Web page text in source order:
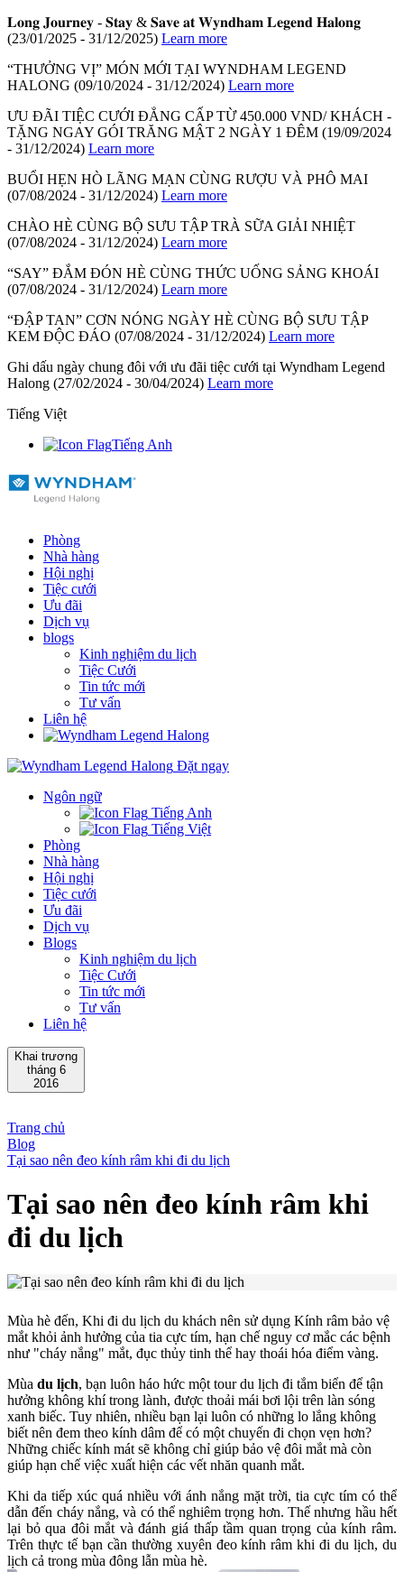
𝐋𝐨𝐧𝐠 𝐉𝐨𝐮𝐫𝐧𝐞𝐲 - 𝐒𝐭𝐚𝐲 & 𝐒𝐚𝐯𝐞 𝐚𝐭 𝐖𝐲𝐧𝐝𝐡𝐚𝐦 𝐋𝐞𝐠𝐞𝐧𝐝 𝐇𝐚𝐥𝐨𝐧𝐠
(23/01/2025 - 31/12/2025) Learn more
“THƯỞNG VỊ” MÓN MỚI TẠI WYNDHAM LEGEND
HALONG (09/10/2024 - 31/12/2024) Learn more
ƯU ĐÃI TIỆC CƯỚI ĐẲNG CẤP TỪ 450.000 VND/ KHÁCH -
TẶNG NGAY GÓI TRĂNG MẬT 2 NGÀY 1 ĐÊM (19/09/2024
- 31/12/2024) Learn more
BUỔI HẸN HÒ LÃNG MẠN CÙNG RƯỢU VÀ PHÔ MAI
(07/08/2024 - 31/12/2024) Learn more
CHÀO HÈ CÙNG BỘ SƯU TẬP TRÀ SỮA GIẢI NHIỆT
(07/08/2024 - 31/12/2024) Learn more
“SAY” ĐẮM ĐÓN HÈ CÙNG THỨC UỐNG SẢNG KHOÁI
(07/08/2024 - 31/12/2024) Learn more
“ĐẬP TAN” CƠN NÓNG NGÀY HÈ CÙNG BỘ SƯU TẬP
KEM ĐỘC ĐÁO (07/08/2024 - 31/12/2024) Learn more
Ghi dấu ngày chung đôi với ưu đãi tiệc cưới tại Wyndham Legend
Halong (27/02/2024 - 30/04/2024) Learn more
Tiếng Việt
Tiếng Anh
Phòng
Nhà hàng
Hội nghị
Tiệc cưới
Ưu đãi
Dịch vụ
blogs
Kinh nghiệm du lịch
Tiệc Cưới
Tin tức mới
Tư vấn
Liên hệ
Đặt ngay
Ngôn ngữ
Tiếng Anh
Tiếng Việt
Phòng
Nhà hàng
Hội nghị
Tiệc cưới
Ưu đãi
Dịch vụ
Blogs
Kinh nghiệm du lịch
Tiệc Cưới
Tin tức mới
Tư vấn
Liên hệ
Khai trương
tháng 6
2016
Trang chủ
Blog
Tại sao nên đeo kính râm khi đi du lịch
Tại sao nên đeo kính râm khi
đi du lịch
Mùa hè đến, Khi đi du lịch du khách nên sử dụng Kính râm bảo vệ
mắt khỏi ảnh hưởng của tia cực tím, hạn chế nguy cơ mắc các bệnh
như "cháy nắng" mắt, đục thủy tinh thể hay thoái hóa điểm vàng.
Mùa du lịch, bạn luôn háo hức một tour du lịch đi tắm biển để tận
hưởng không khí trong lành, được thoải mái bơi lội trên làn sóng
xanh biếc. Tuy nhiên, nhiều bạn lại luôn có những lo lắng không
biết nên đem theo kính dâm để có một chuyến đi chọn vẹn hơn?
Những chiếc kính mát sẽ không chỉ giúp bảo vệ đôi mắt mà còn
giúp hạn chế việc xuất hiện các vết nhăn quanh mắt.
Khi da tiếp xúc quá nhiều với ánh nắng mặt trời, tia cực tím có thể
dẫn đến cháy nắng, và có thể nghiêm trọng hơn. Thế nhưng hầu hết
lại bỏ qua đôi mắt và đánh giá thấp tầm quan trọng của kính râm.
Trên thực tế bạn cần thường xuyên đeo kính râm khi đi du lịch, du
lịch cả trong mùa đông lẫn mùa hè.